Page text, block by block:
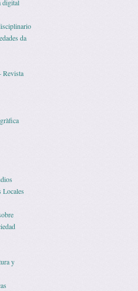
digital
da
Revista
Locales
y